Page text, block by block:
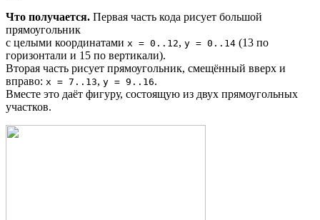
Что получается. Первая часть кода рисует большой
прямоугольник
с целыми координатами x = 0..12, y = 0..14 (13 по
горизонтали и 15 по вертикали).
Вторая часть рисует прямоугольник, смещённый вверх и
вправо: x = 7..13, y = 9..16.
Вместе это даёт фигуру, состоящую из двух прямоугольных
участков.